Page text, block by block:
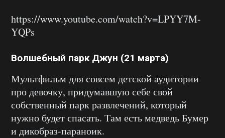
https://www.youtube.com/watch?v=LPYY7M-
YQPs
Волшебный парк Джун (21 марта)
Мультфильм для совсем детской аудитории
про девочку, придумавшую себе свой
собственный парк развлечений, который
нужно будет спасать. Там есть медведь Бумер
и дикобраз-параноик.